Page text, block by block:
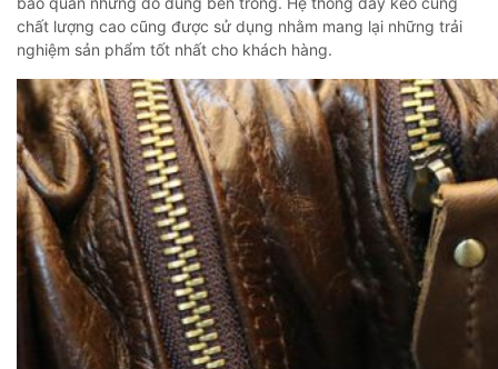
chất lượng cao cũng được sử dụng nhằm mang lại những trải
nghiệm sản phẩm tốt nhất cho khách hàng.